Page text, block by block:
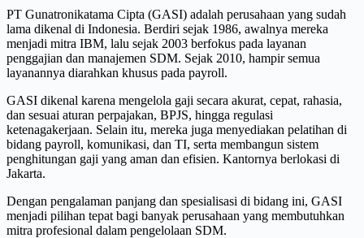
PT Gunatronikatama Cipta (GASI) adalah perusahaan yang sudah
lama dikenal di Indonesia. Berdiri sejak 1986, awalnya mereka
menjadi mitra IBM, lalu sejak 2003 berfokus pada layanan
penggajian dan manajemen SDM. Sejak 2010, hampir semua
layanannya diarahkan khusus pada payroll.
GASI dikenal karena mengelola gaji secara akurat, cepat, rahasia,
dan sesuai aturan perpajakan, BPJS, hingga regulasi
ketenagakerjaan. Selain itu, mereka juga menyediakan pelatihan di
bidang payroll, komunikasi, dan TI, serta membangun sistem
penghitungan gaji yang aman dan efisien. Kantornya berlokasi di
Jakarta.
Dengan pengalaman panjang dan spesialisasi di bidang ini, GASI
menjadi pilihan tepat bagi banyak perusahaan yang membutuhkan
mitra profesional dalam pengelolaan SDM.